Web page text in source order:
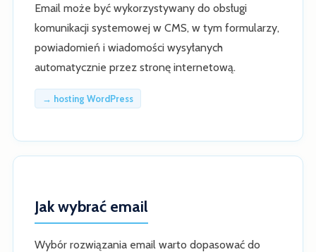
Email może być wykorzystywany do obsługi
komunikacji systemowej w CMS, w tym formularzy,
powiadomień i wiadomości wysyłanych
automatycznie przez stronę internetową.
→ hosting WordPress
Jak wybrać email
Wybór rozwiązania email warto dopasować do